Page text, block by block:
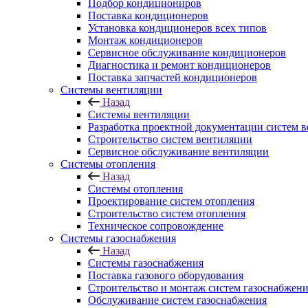
Подбор кондициониров
Поставка кондиционеров
Установка кондиционеров всех типов
Монтаж кондиционеров
Сервисное обслуживание кондиционеров
Диагностика и ремонт кондиционеров
Поставка запчастей кондиционеров
Системы вентиляции
Назад
Системы вентиляции
Разработка проектной документации систем
Строительство систем вентиляции
Сервисное обслуживание вентиляции
Системы отопления
Назад
Системы отопления
Проектирование систем отопления
Строительство систем отопления
Техническое сопровождение
Системы газоснабжения
Назад
Системы газоснабжения
Поставка газового оборудования
Строительство и монтаж систем
Обслуживание систем газоснабжения